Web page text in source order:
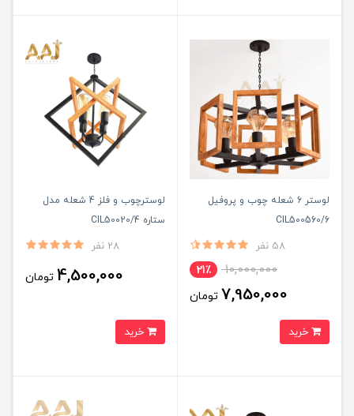
لوستر 6 شعله چوب و پروفیل
CIL500560/6
58 نفر
10,000,000 21٪
7,950,000 تومان
لوسترچوب و فلز 4 شعله مدل
ستاره CIL50020/4
28 نفر
4,500,000 تومان